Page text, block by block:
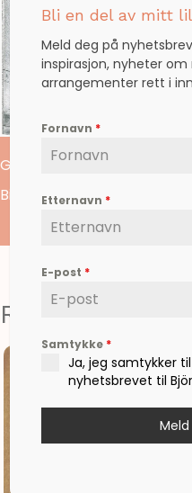
Grafikk: 16,5×24 cm
Bildet: 28×39 cm
Relaterte
Bli en del av mitt
Meld deg på
inspirasjon, nyheter om
arrangementer rett i
Fornavn *
Etternavn *
E-post *
Samtykke *
Ja, jeg samtykker
nyhetsbrevet til